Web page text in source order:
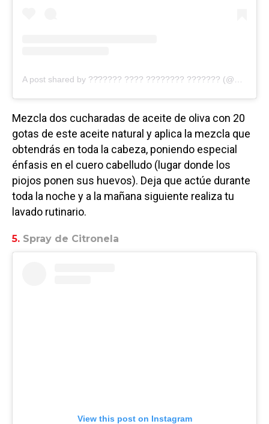
Mezcla dos cucharadas de aceite de oliva con 20
gotas de este aceite natural y aplica la mezcla que
obtendrás en toda la cabeza, poniendo especial
énfasis en el cuero cabelludo (lugar donde los
piojos ponen sus huevos). Deja que actúe durante
toda la noche y a la mañana siguiente realiza tu
lavado rutinario.
5. Spray de Citronela
View this post on Instagram